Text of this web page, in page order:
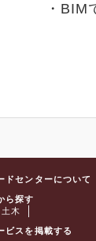
・BIM
ドセンターについて
ら探す
土木
ビスを掲載する